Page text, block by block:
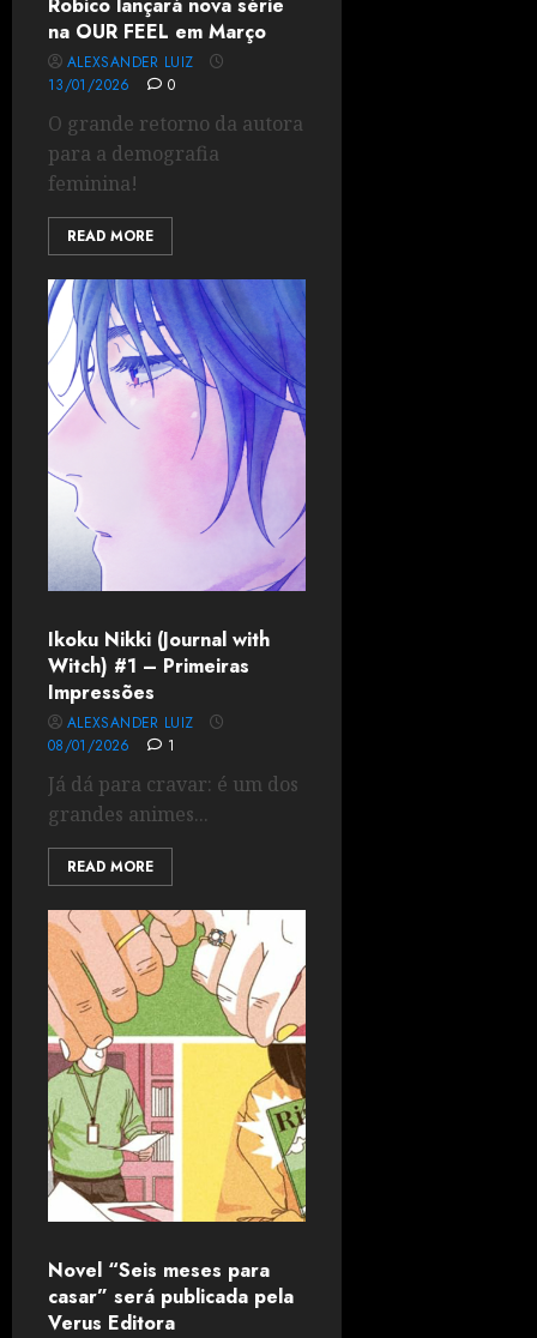
na OUR FEEL em Março
ALEXSANDER LUIZ
13/01/2026
0
O grande retorno da autora
para a demografia
feminina!
READ MORE
Ikoku Nikki (Journal with
Witch) #1 – Primeiras
Impressões
ALEXSANDER LUIZ
08/01/2026
1
Já dá para cravar: é um dos
grandes animes...
READ MORE
Novel “Seis meses para
casar” será publicada pela
Verus Editora